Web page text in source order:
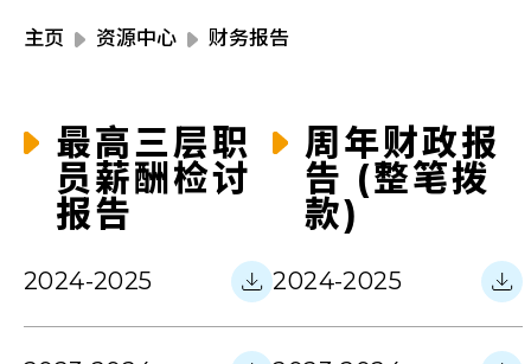
主页 资源中心 财务报告
最高三层职
员薪酬检讨
报告
2024-2025
周年财政报
告 (整笔拨
款)
2024-2025
活动报名
联络我们